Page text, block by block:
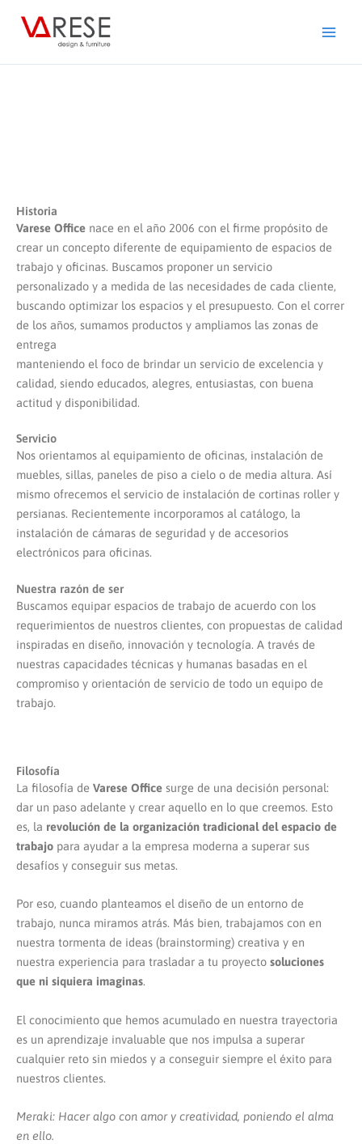
Historia
Varese Office nace en el año 2006 con el firme propósito de
crear un concepto diferente de equipamiento de espacios de
trabajo y oficinas. Buscamos proponer un servicio
personalizado y a medida de las necesidades de cada cliente,
buscando optimizar los espacios y el presupuesto. Con el correr
de los años, sumamos productos y ampliamos las zonas de
entrega
manteniendo el foco de brindar un servicio de excelencia y
calidad, siendo educados, alegres, entusiastas, con buena
actitud y disponibilidad.
Servicio
Nos orientamos al equipamiento de oficinas, instalación de
muebles, sillas, paneles de piso a cielo o de media altura. Así
mismo ofrecemos el servicio de instalación de cortinas roller y
persianas. Recientemente incorporamos al catálogo, la
instalación de cámaras de seguridad y de accesorios
electrónicos para oficinas.
Nuestra razón de ser
Buscamos equipar espacios de trabajo de acuerdo con los
requerimientos de nuestros clientes, con propuestas de calidad
inspiradas en diseño, innovación y tecnología. A través de
nuestras capacidades técnicas y humanas basadas en el
compromiso y orientación de servicio de todo un equipo de
trabajo.
Filosofía
La filosofía de Varese Office surge de una decisión personal:
dar un paso adelante y crear aquello en lo que creemos. Esto
es, la revolución de la organización tradicional del espacio de
trabajo para ayudar a la empresa moderna a superar sus
desafíos y conseguir sus metas.
Por eso, cuando planteamos el diseño de un entorno de
trabajo, nunca miramos atrás. Más bien, trabajamos con en
nuestra tormenta de ideas (brainstorming) creativa y en
nuestra experiencia para trasladar a tu proyecto soluciones
que ni siquiera imaginas.
El conocimiento que hemos acumulado en nuestra trayectoria
es un aprendizaje invaluable que nos impulsa a superar
cualquier reto sin miedos y a conseguir siempre el éxito para
nuestros clientes.
Meraki: Hacer algo con amor y creatividad, poniendo el alma
en ello.